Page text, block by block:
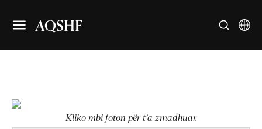
AQSHF
Kliko mbi foton për t’a zmadhuar.